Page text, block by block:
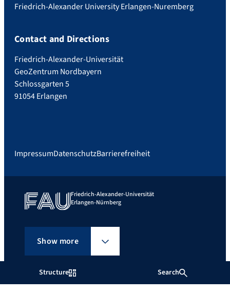
Structure Search
Friedrich-Alexander University Erlangen-Nuremberg
Contact and Directions
Friedrich-Alexander-Universität
GeoZentrum Nordbayern
Schlossgarten 5
91054 Erlangen
ImpressumDatenschutzBarrierefreiheit
Friedrich-Alexander-Universität
Erlangen-Nürnberg
Show more